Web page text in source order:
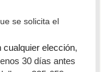
se solicita el
cualquier elección,
30 días antes